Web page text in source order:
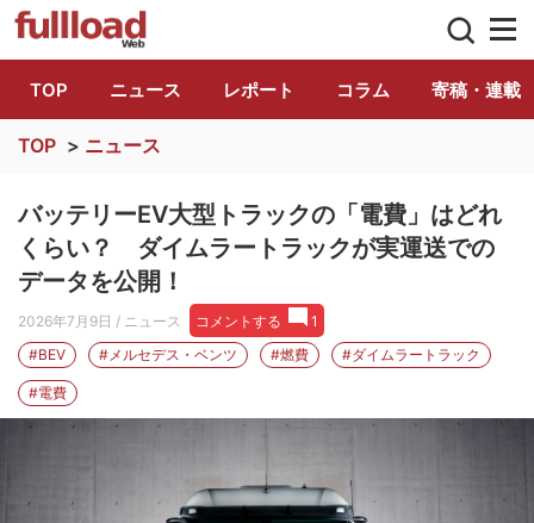
トラック総合情報誌「フルロード」公式
TOP ニュース レポート コラム 寄稿・連載
TOP > ニュース
バッテリーEV大型トラックの「電費」はどれ
くらい？ ダイムラートラックが実運送での
データを公開！
2026年7月9日 / ニュース コメントする
1
#BEV
#メルセデス・ベンツ #燃費 #ダイムラートラック
#電費